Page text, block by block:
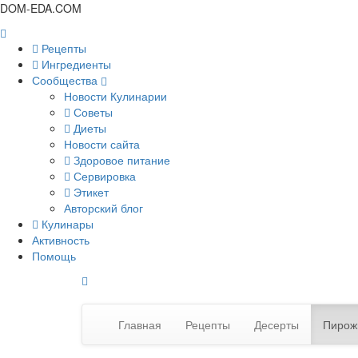
DOM-EDA.COM
Рецепты
Ингредиенты
Сообщества
Новости Кулинарии
Советы
Диеты
Новости сайта
Здоровое питание
Сервировка
Этикет
Авторский блог
Кулинары
Активность
Помощь
Главная Рецепты Десерты